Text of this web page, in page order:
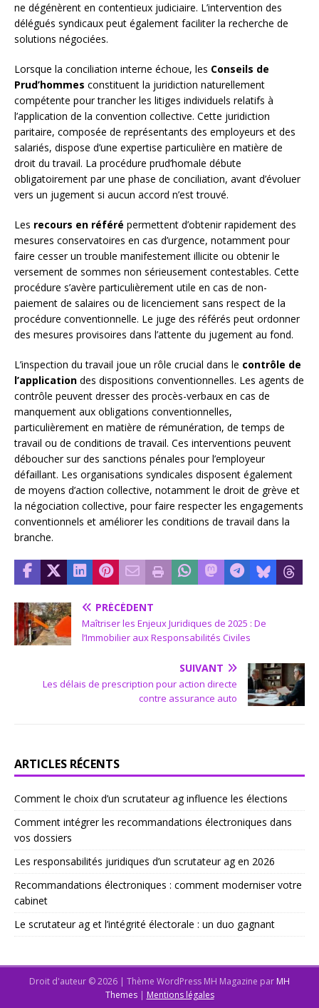
ne dégénèrent en contentieux judiciaire. L’intervention des
délégués syndicaux peut également faciliter la recherche de
solutions négociées.
Lorsque la conciliation interne échoue, les Conseils de
Prud’hommes constituent la juridiction naturellement
compétente pour trancher les litiges individuels relatifs à
l’application de la convention collective. Cette juridiction
paritaire, composée de représentants des employeurs et des
salariés, dispose d’une expertise particulière en matière de
droit du travail. La procédure prud’homale débute
obligatoirement par une phase de conciliation, avant d’évoluer
vers un jugement si aucun accord n’est trouvé.
Les recours en référé permettent d’obtenir rapidement des
mesures conservatoires en cas d’urgence, notamment pour
faire cesser un trouble manifestement illicite ou obtenir le
versement de sommes non sérieusement contestables. Cette
procédure s’avère particulièrement utile en cas de non-
paiement de salaires ou de licenciement sans respect de la
procédure conventionnelle. Le juge des référés peut ordonner
des mesures provisoires dans l’attente du jugement au fond.
L’inspection du travail joue un rôle crucial dans le contrôle de
l’application des dispositions conventionnelles. Les agents de
contrôle peuvent dresser des procès-verbaux en cas de
manquement aux obligations conventionnelles,
particulièrement en matière de rémunération, de temps de
travail ou de conditions de travail. Ces interventions peuvent
déboucher sur des sanctions pénales pour l’employeur
défaillant. Les organisations syndicales disposent également
de moyens d’action collective, notamment le droit de grève et
la négociation collective, pour faire respecter les engagements
conventionnels et améliorer les conditions de travail dans la
branche.
PRÉCÉDENT
Maîtriser les Enjeux Juridiques de 2025 : De
l’Immobilier aux Responsabilités Civiles
SUIVANT
Les délais de prescription pour action directe
contre assurance auto
ARTICLES RÉCENTS
Comment le choix d’un scrutateur ag influence les élections
Comment intégrer les recommandations électroniques dans
vos dossiers
Les responsabilités juridiques d’un scrutateur ag en 2026
Recommandations électroniques : comment moderniser votre
cabinet
Le scrutateur ag et l’intégrité électorale : un duo gagnant
Droit d'auteur © 2026 | Thème WordPress MH Magazine par MH
Themes | Mentions légales